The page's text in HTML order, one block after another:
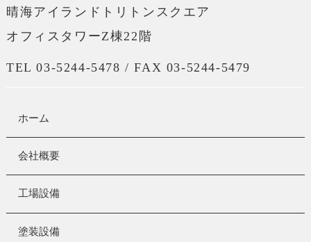
晴海アイランドトリトンスクエア
オフィスタワーZ棟22階
TEL 03-5244-5478 / FAX 03-5244-5479
ホーム
会社概要
工場設備
塗装設備